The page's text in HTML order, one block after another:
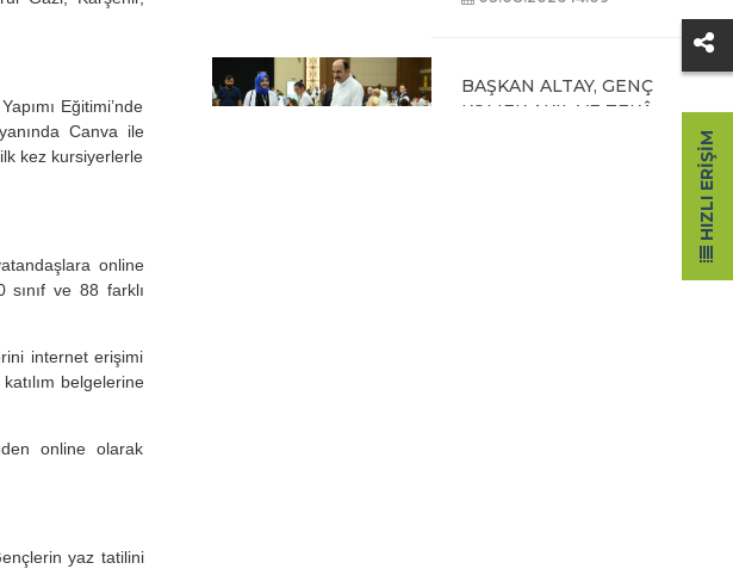
Eğitimi’nde
Canva ile
kez kursiyerlerle
online
sınıf ve 88 farklı
internet erişimi
belgelerine
online olarak
yaz tatilini
BAŞKAN ALTAY, GENÇ
KOMEK AKIL VE ZEKÂ
HIZLI ERIŞIM